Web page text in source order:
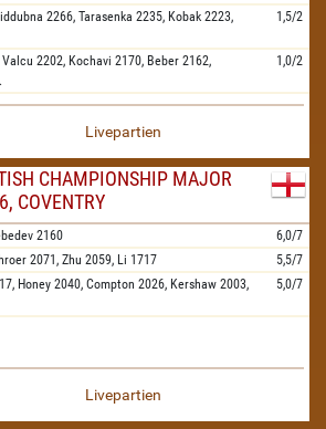
2266, Tarasenka 2235, Kobak 2223,
1,5/2
Valcu 2202, Kochavi 2170, Beber 2162,
1,0/2
Livepartien
CHAMPIONSHIP MAJOR
COVENTRY
2160
6,0/7
2071, Zhu 2059, Li 1717
5,5/7
Honey 2040, Compton 2026, Kershaw 2003,
5,0/7
Livepartien